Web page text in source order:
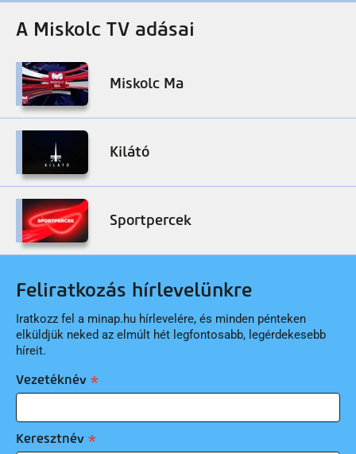
A Miskolc TV adásai
Miskolc Ma
Kilátó
Sportpercek
Feliratkozás hírlevelünkre
Iratkozz fel a minap.hu hírlevelére, és minden pénteken
elküldjük neked az elmúlt hét legfontosabb, legérdekesebb
híreit.
Vezetéknév
Keresztnév